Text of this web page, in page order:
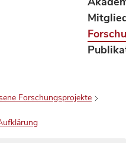
Forschungsprojekte